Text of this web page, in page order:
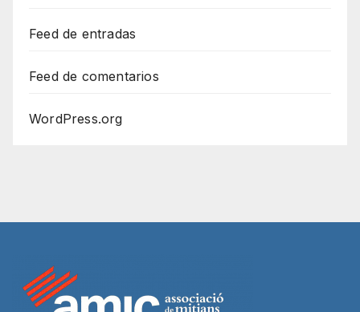
Feed de entradas
Feed de comentarios
WordPress.org